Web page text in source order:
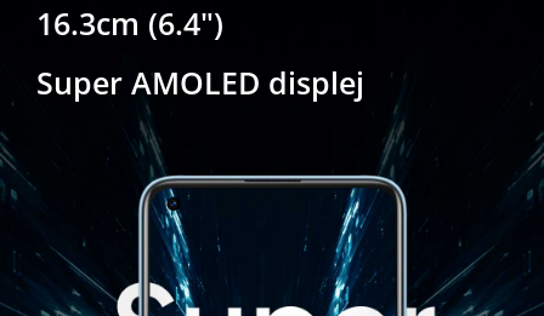
16.3cm (6.4")
Super AMOLED displej